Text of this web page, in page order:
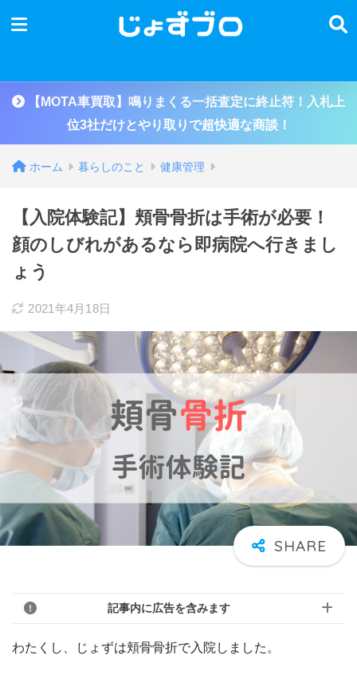
【MOTA車買取】鳴りまくる一括査定に終止符！入札上
位3社だけとやり取りで超快適な商談！
ホーム 暮らしのこと 健康管理
【入院体験記】頬骨骨折は手術が必要！
顔のしびれがあるなら即病院へ行きまし
ょう
2021年4月18日
記事内に広告を含みます
わたくし、じょずは頬骨骨折で入院しました。